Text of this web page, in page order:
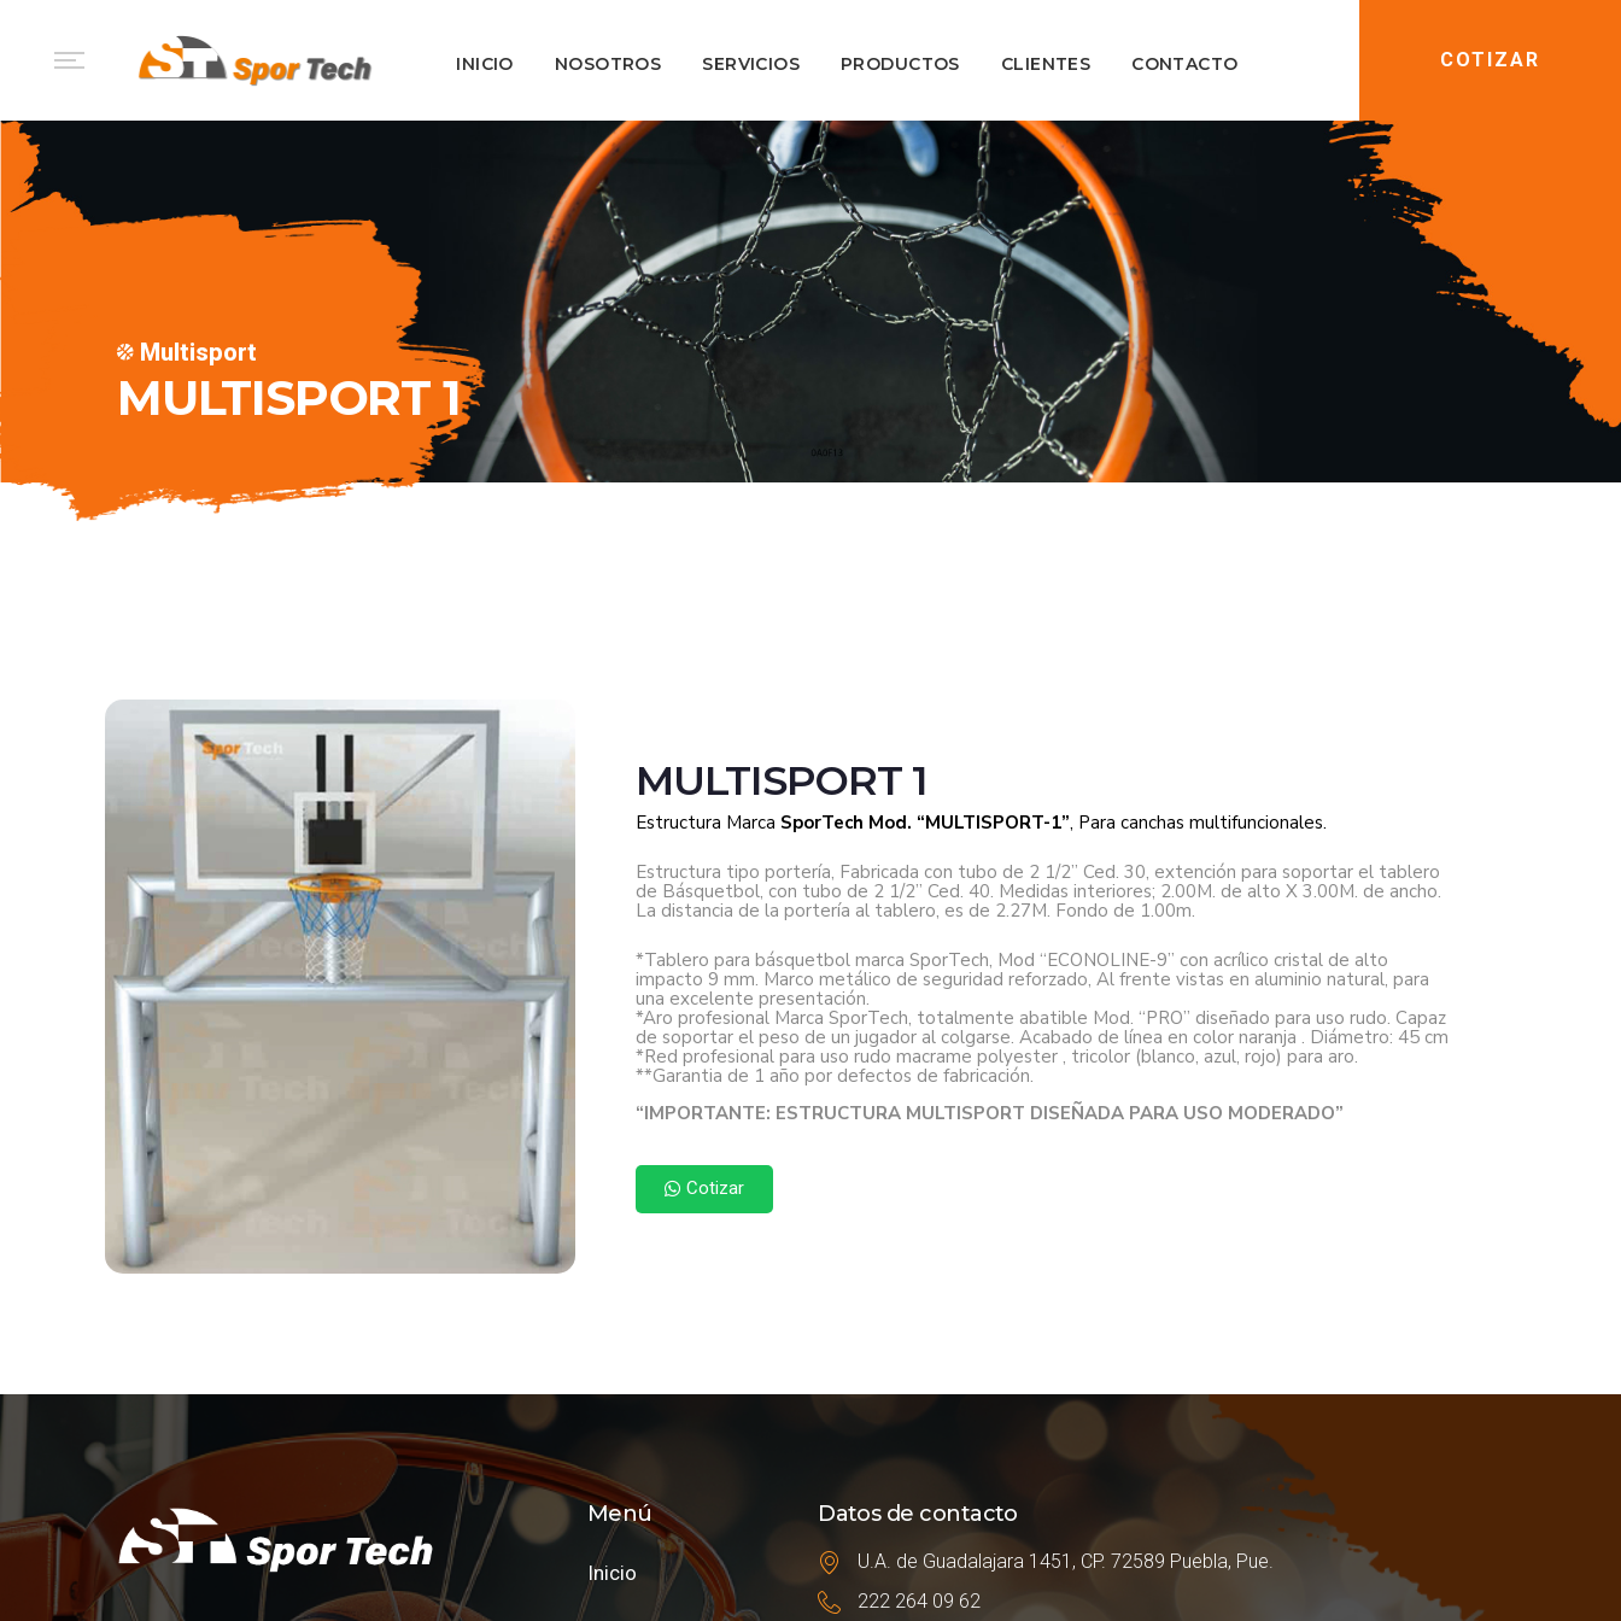
INICIO NOSOTROS SERVICIOS PRODUCTOS CLIENTES CONTACTO COTIZAR
Multisport
MULTISPORT 1
MULTISPORT 1
Estructura Marca SporTech Mod. “MULTISPORT-1”, Para canchas multifuncionales.
Estructura tipo portería, Fabricada con tubo de 2 1/2” Ced. 30, extención para soportar el tablero
de Básquetbol, con tubo de 2 1/2” Ced. 40. Medidas interiores; 2.00M. de alto X 3.00M. de ancho.
La distancia de la portería al tablero, es de 2.27M. Fondo de 1.00m.
*Tablero para básquetbol marca SporTech, Mod “ECONOLINE-9” con acrílico cristal de alto
impacto 9 mm. Marco metálico de seguridad reforzado, Al frente vistas en aluminio natural, para
una excelente presentación.
*Aro profesional Marca SporTech, totalmente abatible Mod. “PRO” diseñado para uso rudo. Capaz
de soportar el peso de un jugador al colgarse. Acabado de línea en color naranja . Diámetro: 45 cm
*Red profesional para uso rudo macrame polyester , tricolor (blanco, azul, rojo) para aro.
**Garantia de 1 año por defectos de fabricación.
“IMPORTANTE: ESTRUCTURA MULTISPORT DISEÑADA PARA USO MODERADO”
Cotizar
Menú
Inicio
Datos de contacto
U.A. de Guadalajara 1451, CP. 72589 Puebla, Pue.
222 264 09 62